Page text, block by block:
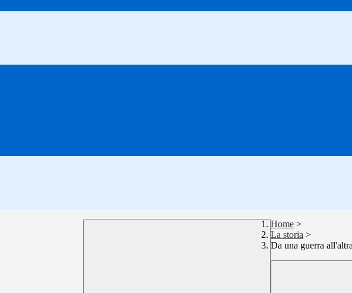
Home >
La storia >
Da una guerra